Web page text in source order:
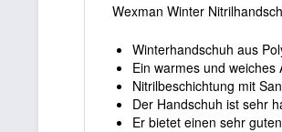
Wexman Winter
Winterhandschuh aus
Ein warmes und
Nitrilbeschichtung mit
Der Handschuh ist sehr
Er bietet einen sehr